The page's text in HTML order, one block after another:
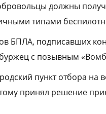
должны
типами
БПЛА, подписавших
с позывным
пункт отбора на
принял решение